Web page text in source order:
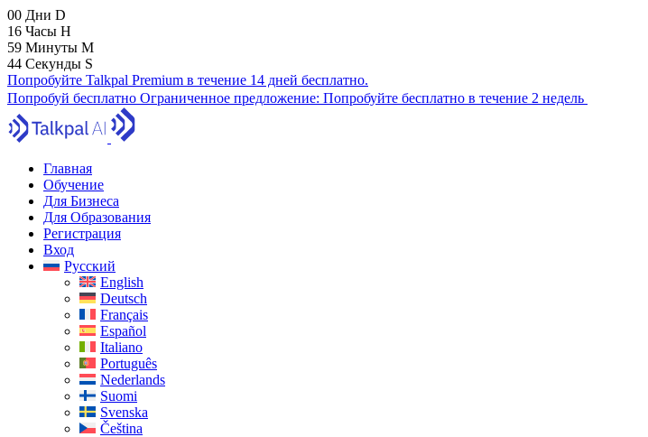
00 Дни D
16 Часы H
59 Минуты M
43 Секунды S
Попробуйте Talkpal Premium в течение 14 дней бесплатно.
Попробуй бесплатно Ограниченное предложение: Попробуйте бесплатно в течение 2 недель
Главная
Обучение
Для Бизнеса
Для Образования
Регистрация
Вход
Русский
English
Deutsch
Français
Español
Italiano
Português
Nederlands
Suomi
Svenska
Čeština